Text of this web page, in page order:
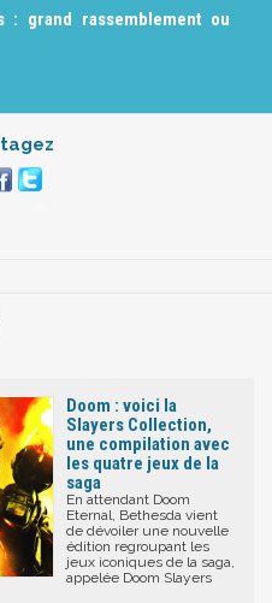
: grand rassemblement ou
Doom : voici la
Slayers Collection,
une compilation avec
les quatre jeux de la
saga
En attendant Doom
Eternal, Bethesda vient
de dévoiler une nouvelle
édition regroupant les
jeux iconiques de la saga,
appelée Doom Slayers